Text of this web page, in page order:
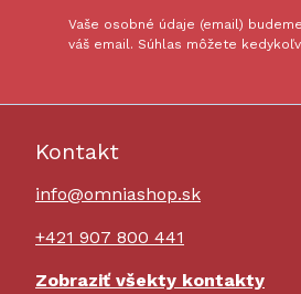
Vaše osobné údaje (email)
váš email. Súhlas môžete
Kontakt
info@omniashop.sk
+421 907 800 441
Zobraziť všekty kontakty